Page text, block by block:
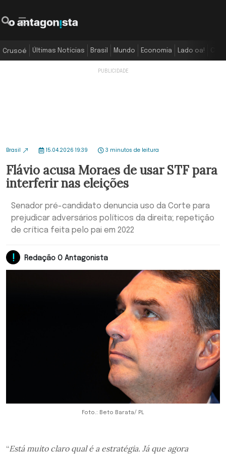
Crusoé Últimas Notícias Brasil Mundo Economia Lado oa!
Brasil 15.04.2026 19:39 3 minutos de leitura
Flávio acusa Moraes de usar STF para
interferir nas eleições
Senador pré-candidato denuncia uso da Corte para
prejudicar adversários políticos da direita; repetição
de crítica feita pelo pai em 2022
Redação O Antagonista
Foto.: Beto Barata/ PL
“Está muito claro qual é a estratégia. Já que agora